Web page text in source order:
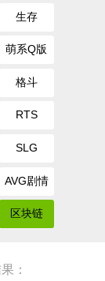
生存
萌系Q版
格斗
RTS
SLG
AVG剧情
区块链
：